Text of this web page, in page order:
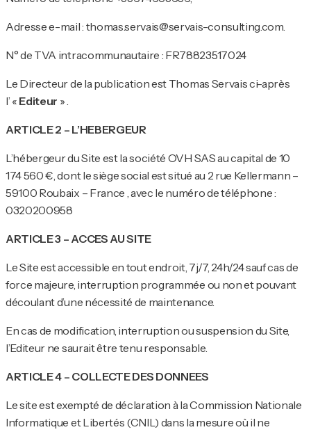
Adresse e-mail : thomas.servais@servais-consulting.com.
N° de TVA intracommunautaire : FR78823517024
Le Directeur de la publication est Thomas Servais ci-après
l’ « Editeur » .
ARTICLE 2 – L’HEBERGEUR
L’hébergeur du Site est la société OVH SAS au capital de 10
174 560 €, dont le siège social est situé au 2 rue Kellermann –
59100 Roubaix – France , avec le numéro de téléphone :
0320200958
ARTICLE 3 – ACCES AU SITE
Le Site est accessible en tout endroit, 7j/7, 24h/24 sauf cas de
force majeure, interruption programmée ou non et pouvant
découlant d’une nécessité de maintenance.
En cas de modification, interruption ou suspension du Site,
l’Editeur ne saurait être tenu responsable.
ARTICLE 4 – COLLECTE DES DONNEES
Le site est exempté de déclaration à la Commission Nationale
Informatique et Libertés (CNIL) dans la mesure où il ne